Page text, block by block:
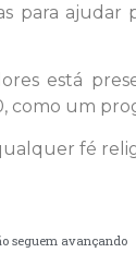
para
está
como um
fé
seguem avançando